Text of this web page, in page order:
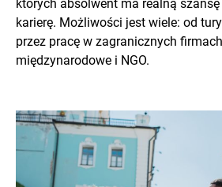
których absolwent ma realną
karierę. Możliwości jest wiele: od
przez pracę w zagranicznych
międzynarodowe i NGO.